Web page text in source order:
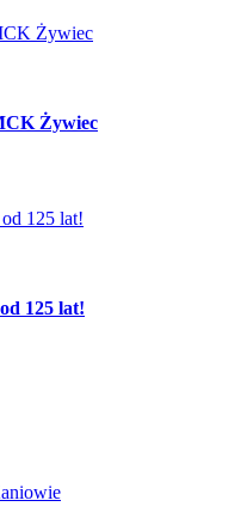
Żywiec
125 lat!